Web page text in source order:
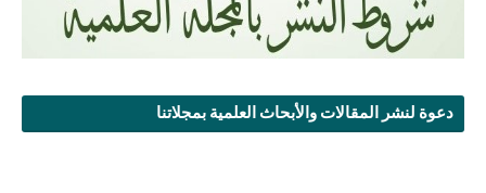
دعوة لنشر المقالات والأبحاث العلمية بمجلاتنا